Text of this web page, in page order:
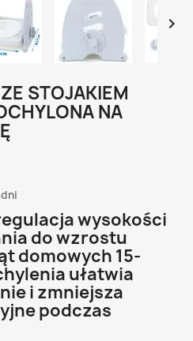

STOJAKIEM
NA
wysokości
do wzrostu
domowych 15-
ułatwia
i zmniejsza
podczas